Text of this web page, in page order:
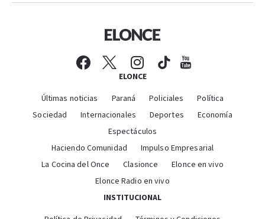
ELONCE
Últimas noticias Paraná Policiales
Política
Sociedad
Internacionales Deportes
Economía
Espectáculos
Haciendo Comunidad
Impulso Empresarial
La Cocina del Once
Clasionce
Elonce en vivo
Elonce Radio en vivo
INSTITUCIONAL